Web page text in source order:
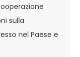
sulla
nel Paese e